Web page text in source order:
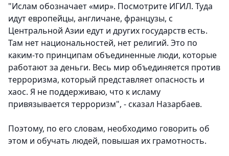
"Ислам обозначает «мир». Посмотрите ИГИЛ. Туда
идут европейцы, англичане, французы, с
Центральной Азии едут и других государств есть.
Там нет национальностей, нет религий. Это по
каким-то принципам объединенные люди, которые
работают за деньги. Весь мир объединяется против
терроризма, который представляет опасность и
хаос. Я не поддерживаю, что к исламу
привязывается терроризм", - сказал Назарбаев.
Поэтому, по его словам, необходимо говорить об
этом и обучать людей, повышая их грамотность.